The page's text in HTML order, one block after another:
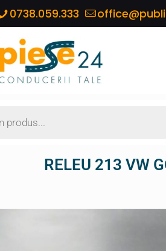
0738.059.333
RELEU 213 VW